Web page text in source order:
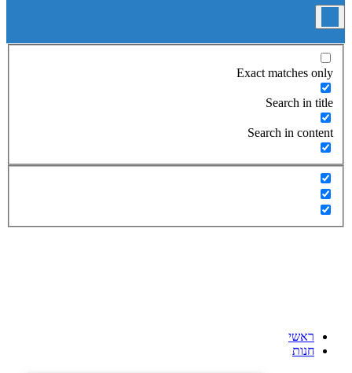
Exact matches only
Search in title
Search in content
ראשי
חנות